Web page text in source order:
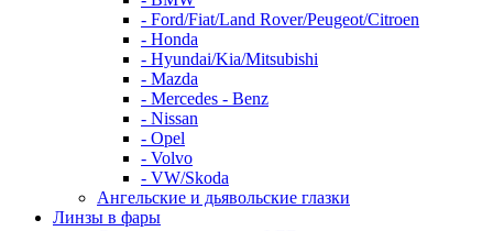
- Ford/Fiat/Land Rover/Peugeot/Citroen
- Honda
- Hyundai/Kia/Mitsubishi
- Mazda
- Mercedes - Benz
- Nissan
- Opel
- Volvo
- VW/Skoda
Ангельские и дьявольские глазки
Линзы в фары